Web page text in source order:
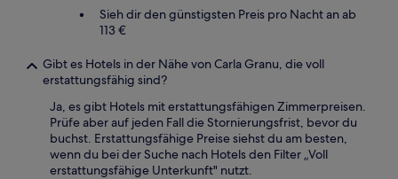
Sieh dir den günstigsten Preis pro Nacht an ab
113 €
Gibt es Hotels in der Nähe von Carla Granu, die voll
erstattungsfähig sind?
Ja, es gibt Hotels mit erstattungsfähigen Zimmerpreisen.
Prüfe aber auf jeden Fall die Stornierungsfrist, bevor du
buchst. Erstattungsfähige Preise siehst du am besten,
wenn du bei der Suche nach Hotels den Filter „Voll
erstattungsfähige Unterkunft" nutzt.